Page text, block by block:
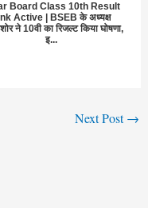
Board Class 10th Result
Active | BSEB के अध्यक्ष
ने 10वी का रिजल्ट किया घोषणा,
इ...
Next Post→